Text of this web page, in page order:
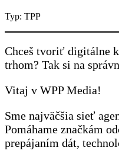
Typ: TPP
Chceš tvoriť digitálne
trhom? Tak si na
Vitaj v WPP Media!
Sme najväčšia sieť
Pomáhame značkám
prepájaním dát,